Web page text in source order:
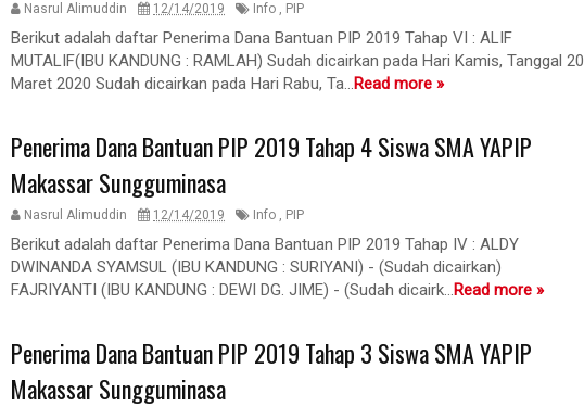
Nasrul Alimuddin 12/14/2019 Info , PIP
Berikut adalah daftar Penerima Dana Bantuan PIP 2019 Tahap VI : ALIF
MUTALIF(IBU KANDUNG : RAMLAH) Sudah dicairkan pada Hari Kamis, Tanggal 20
Maret 2020 Sudah dicairkan pada Hari Rabu, Ta...Read more »
Penerima Dana Bantuan PIP 2019 Tahap 4 Siswa SMA YAPIP
Makassar Sungguminasa
Nasrul Alimuddin 12/14/2019 Info , PIP
Berikut adalah daftar Penerima Dana Bantuan PIP 2019 Tahap IV : ALDY
DWINANDA SYAMSUL (IBU KANDUNG : SURIYANI) - (Sudah dicairkan)
FAJRIYANTI (IBU KANDUNG : DEWI DG. JIME) - (Sudah dicairk...Read more »
Penerima Dana Bantuan PIP 2019 Tahap 3 Siswa SMA YAPIP
Makassar Sungguminasa